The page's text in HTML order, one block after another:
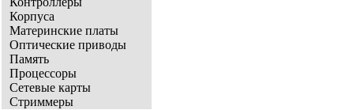
Корпуса
Материнские платы
Оптические приводы
Память
Процессоры
Сетевые карты
Стриммеры